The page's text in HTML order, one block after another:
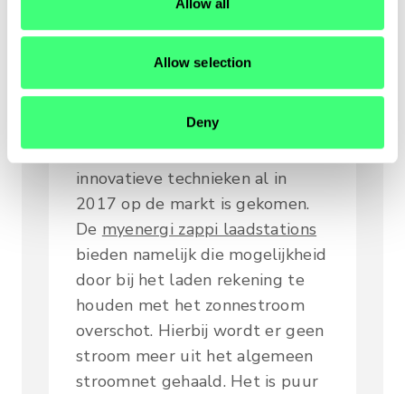
Allow selection
Deny
een windturbine, zou het
voertuig te herleiden. En dat is
inderdaad precies waarmee het
volgende product middels
innovatieve technieken al in
2017 op de markt is gekomen.
De myenergi zappi laadstations
bieden namelijk die mogelijkheid
door bij het laden rekening te
houden met het zonnestroom
overschot. Hierbij wordt er geen
stroom meer uit het algemeen
stroomnet gehaald. Het is puur